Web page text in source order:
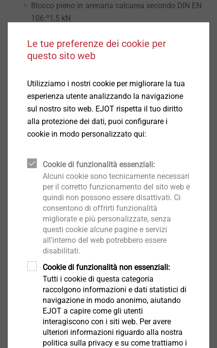
Blocco pieno in arenaria calcarea secondo DIN EN
106:º1,5 kN
DIN 106: 0,9 kN
Tipo di supporto C:
Blocco forato in arenaria calcarea secondo DIN
EN 106:º1,5 kN
Blocco forato in calcestruzzo alleggerito secondo
DIN 18151: 0,75 kN
Per carichi di progetto, fare riferimento ai fattori di sicurezza
certificazione.
Dati tecnici
Lunghezza dello stelo: 50 mm
Diametro piattello: 60 mm
Azionamento: TX30
Profondità di foratura: h1≥: 80 mm
Profondità di ancoraggio hef≥: 70 mm
Conducibilità termica puntuale 0,002 W/K
Italiano
Inglese
Le tue preferenze dei cookie per
questo sito web
Utilizziamo i nostri cookie per migliorare la tua
esperienza utente analizzando la navigazione
sul nostro sito web. EJOT rispetta il tuo diritto
alla protezione dei dati, puoi configurare i
cookie in modo personalizzato qui:
Cookie di funzionalità essenziali:
Alcuni cookie sono tecnicamente necessari
per il corretto funzionamento del sito web e
quindi non possono essere disattivati. Ci
consentono di offrirti funzionalità
migliorate e più personalizzate, senza
questi cookie alcune pagine e servizi
all'interno del web potrebbero essere
disabilitati.
Cookie di funzionalità non essenziali:
Tutti i cookie di questa categoria
raccolgono informazioni e dati statistici di
navigazione in modo anonimo, aiutando
EJOT a capire come gli utenti
interagiscono con i siti web. Per avere
ulteriori informazioni riguardo alla nostra
politica sulla privacy e su come trattiamo i